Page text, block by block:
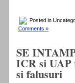
Posted in
Comments »
SE
ICR si UAP
si falusuri